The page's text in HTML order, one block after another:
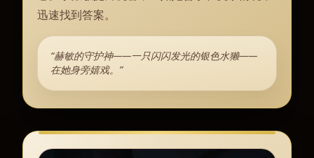
迅速找到答案。
“赫敏的守护神——一只闪闪发光的银色水獭——
在她身旁嬉戏。”